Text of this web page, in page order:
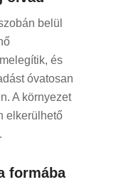
belül
és
óvatosan
A környezet
elkerülhető
formába